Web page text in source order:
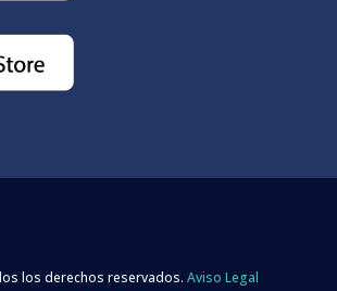
los derechos reservados.Aviso Legal